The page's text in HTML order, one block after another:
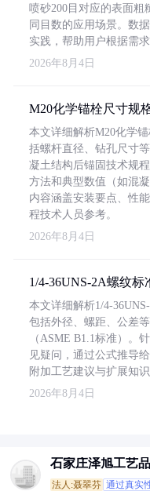
喷砂200目对应的表面粗
同目数的应用场景。数
实践，帮助用户根据需
2026年8月4日
M20化学锚栓尺寸规
本文详细解析M20化学
括螺杆直径、钻孔尺寸
凝土结构后锚固技术规
方法和典型数值（如混
内容涵盖安装要点、性
程技术人员参考。
2026年8月4日
1/4-36UNS-2A螺纹标
本文详细解析1/4-
包括外径、螺距、公差
（ASME B1.1标准）。
见疑问，通过公式推导
附加工艺建议与扩展知识
2026年8月4日
石家庄泽旭工艺
法人:聂翠芬 通过真实